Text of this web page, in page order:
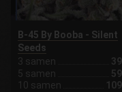
B-45 By Booba - Silent
Seeds
3 samen
5 samen
10 samen